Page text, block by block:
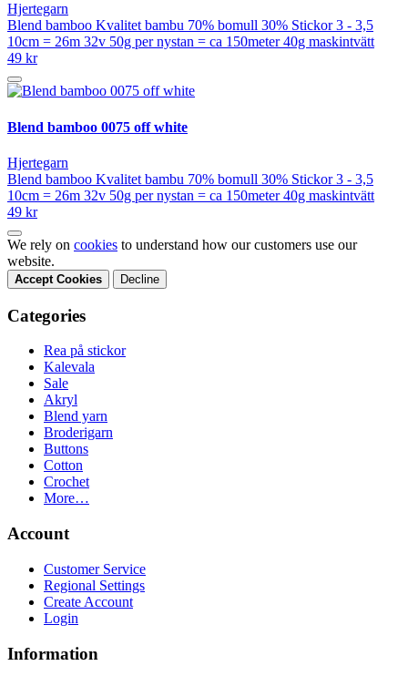
Hjertegarn
Blend bamboo Kvalitet bambu 70% bomull 30% Stickor 3 - 3,5
10cm = 26m 32v 50g per nystan = ca 150meter 40g maskintvätt
49 kr
Blend bamboo 0075 off white
Hjertegarn
Blend bamboo Kvalitet bambu 70% bomull 30% Stickor 3 - 3,5
10cm = 26m 32v 50g per nystan = ca 150meter 40g maskintvätt
49 kr
We rely on cookies to understand how our customers use our
website.
Accept Cookies Decline
Categories
Rea på stickor
Kalevala
Sale
Akryl
Blend yarn
Broderigarn
Buttons
Cotton
Crochet
More…
Account
Customer Service
Regional Settings
Create Account
Login
Information